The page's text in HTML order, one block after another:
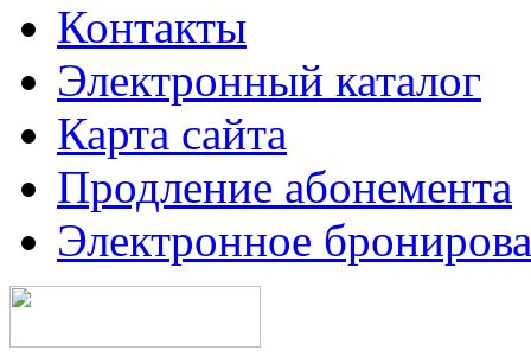
Контакты
Электронный каталог
Карта сайта
Продление абонемента
Электронное